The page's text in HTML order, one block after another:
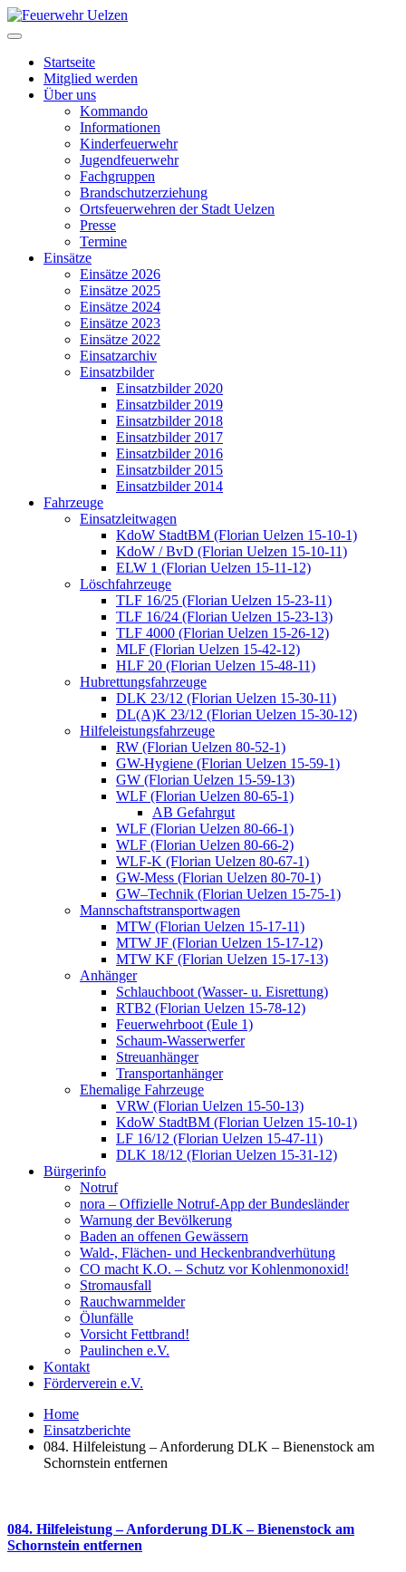
Startseite
Mitglied werden
Über uns
Kommando
Informationen
Kinderfeuerwehr
Jugendfeuerwehr
Fachgruppen
Brandschutzerziehung
Ortsfeuerwehren der Stadt Uelzen
Presse
Termine
Einsätze
Einsätze 2026
Einsätze 2025
Einsätze 2024
Einsätze 2023
Einsätze 2022
Einsatzarchiv
Einsatzbilder
Einsatzbilder 2020
Einsatzbilder 2019
Einsatzbilder 2018
Einsatzbilder 2017
Einsatzbilder 2016
Einsatzbilder 2015
Einsatzbilder 2014
Fahrzeuge
Einsatzleitwagen
KdoW StadtBM (Florian Uelzen 15-10-1)
KdoW / BvD (Florian Uelzen 15-10-11)
ELW 1 (Florian Uelzen 15-11-12)
Löschfahrzeuge
TLF 16/25 (Florian Uelzen 15-23-11)
TLF 16/24 (Florian Uelzen 15-23-13)
TLF 4000 (Florian Uelzen 15-26-12)
MLF (Florian Uelzen 15-42-12)
HLF 20 (Florian Uelzen 15-48-11)
Hubrettungsfahrzeuge
DLK 23/12 (Florian Uelzen 15-30-11)
DL(A)K 23/12 (Florian Uelzen 15-30-12)
Hilfeleistungsfahrzeuge
RW (Florian Uelzen 80-52-1)
GW-Hygiene (Florian Uelzen 15-59-1)
GW (Florian Uelzen 15-59-13)
WLF (Florian Uelzen 80-65-1)
AB Gefahrgut
WLF (Florian Uelzen 80-66-1)
WLF (Florian Uelzen 80-66-2)
WLF-K (Florian Uelzen 80-67-1)
GW-Mess (Florian Uelzen 80-70-1)
GW–Technik (Florian Uelzen 15-75-1)
Mannschaftstransportwagen
MTW (Florian Uelzen 15-17-11)
MTW JF (Florian Uelzen 15-17-12)
MTW KF (Florian Uelzen 15-17-13)
Anhänger
Schlauchboot (Wasser- u. Eisrettung)
RTB2 (Florian Uelzen 15-78-12)
Feuerwehrboot (Eule 1)
Schaum-Wasserwerfer
Streuanhänger
Transportanhänger
Ehemalige Fahrzeuge
VRW (Florian Uelzen 15-50-13)
KdoW StadtBM (Florian Uelzen 15-10-1)
LF 16/12 (Florian Uelzen 15-47-11)
DLK 18/12 (Florian Uelzen 15-31-12)
Bürgerinfo
Notruf
nora – Offizielle Notruf-App der Bundesländer
Warnung der Bevölkerung
Baden an offenen Gewässern
Wald-, Flächen- und Heckenbrandverhütung
CO macht K.O. – Schutz vor Kohlenmonoxid!
Stromausfall
Rauchwarnmelder
Ölunfälle
Vorsicht Fettbrand!
Paulinchen e.V.
Kontakt
Förderverein e.V.
Home
Einsatzberichte
084. Hilfeleistung – Anforderung DLK – Bienenstock am
Schornstein entfernen
084. Hilfeleistung – Anforderung DLK – Bienenstock am
Schornstein entfernen